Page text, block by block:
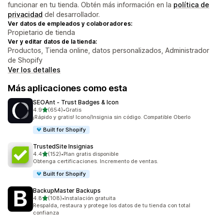
funcionar en tu tienda. Obtén más información en la política de
privacidad del desarrollador.
Ver datos de empleados y colaboradores:
Propietario de tienda
Ver y editar datos de la tienda:
Productos, Tienda online, datos personalizados, Administrador
de Shopify
Ver los detalles
Más aplicaciones como esta
SEOAnt ‑ Trust Badges & Icon
4.9de 5 estrellas
(654)
654 reseñas en total
•Gratis
¡Rápido y gratis! Icono/Insignia sin código. Compatible Oberlo
Built for Shopify
TrustedSite Insignias
4.4de 5 estrellas
(152)
152 reseñas en total
•Plan gratis disponible
Obtenga certificaciones. Incremento de ventas.
Built for Shopify
BackupMaster Backups
4.8de 5 estrellas
(108)
108 reseñas en total
•Instalación gratuita
Respalda, restaura y protege los datos de tu tienda con total
confianza